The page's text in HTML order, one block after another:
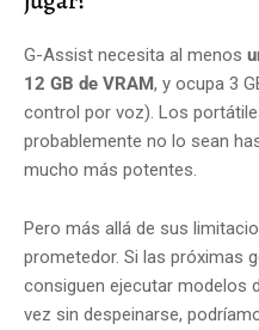
G-Assist necesita al menos
12 GB de VRAM, y ocupa 3
control por voz). Los
probablemente no lo sean
mucho más potentes.
Pero más allá de sus
prometedor. Si las próximas
consiguen ejecutar modelos
vez sin despeinarse,